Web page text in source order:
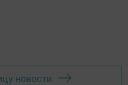
новости